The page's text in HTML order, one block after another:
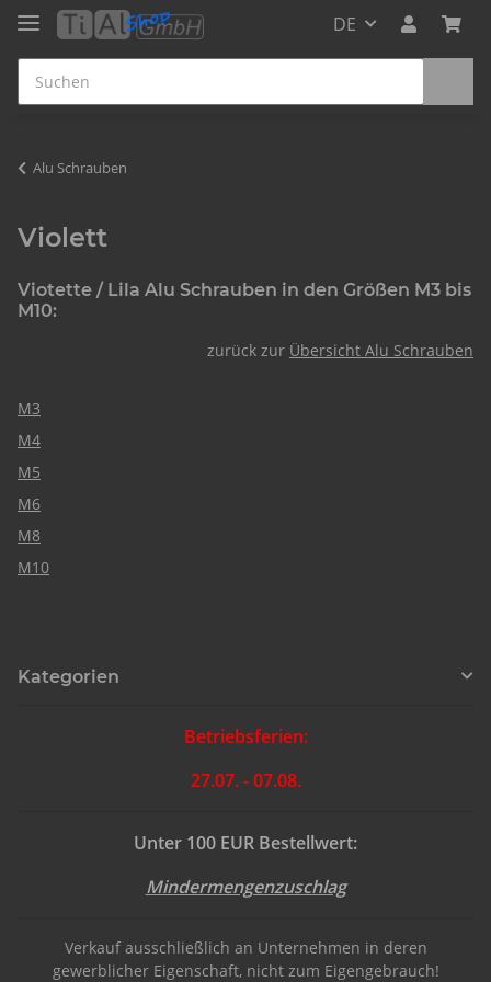
DE
Alu Schrauben
Violett
Viotette / Lila Alu Schrauben in den Größen M3 bis
M10:
zurück zur Übersicht Alu Schrauben
M3
M4
M5
M6
M8
M10
Kategorien
Betriebsferien:
27.07. - 07.08.
Unter 100 EUR Bestellwert:
Mindermengenzuschlag
Verkauf ausschließlich an Unternehmen in deren
gewerblicher Eigenschaft, nicht zum Eigengebrauch!